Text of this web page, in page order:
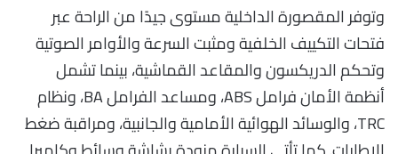
وتوفر المقصورة الداخلية مستوى جيدًا من الراحة عبر
فتحات التكييف الخلفية ومثبت السرعة والأوامر الصوتية
وتحكم الدريكسون والمقاعد القماشية، بينما تشمل
أنظمة الأمان فرامل ABS، ومساعد الفرامل BA، ونظام
TRC، والوسائد الهوائية الأمامية والجانبية، ومراقبة ضغط